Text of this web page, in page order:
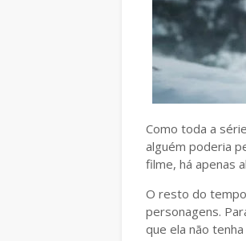
Como toda a
alguém poderia
filme, há apenas
O resto do
personagens.
que ela não